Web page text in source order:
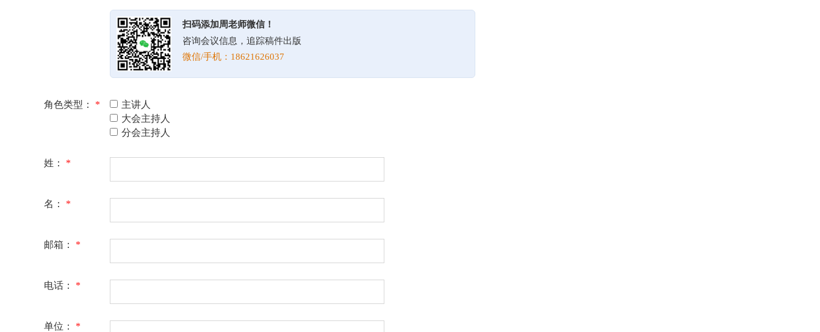
扫码添加周老师微信！
咨询会议信息，追踪稿件出版
微信/手机：18621626037
角色类型： *
主讲人
大会主持人
分会主持人
姓： *
名： *
邮箱： *
电话： *
单位： *